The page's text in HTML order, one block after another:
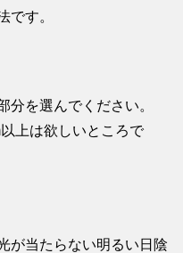
です。
分を選んでください。
上は欲しいところで
が当たらない明るい日陰